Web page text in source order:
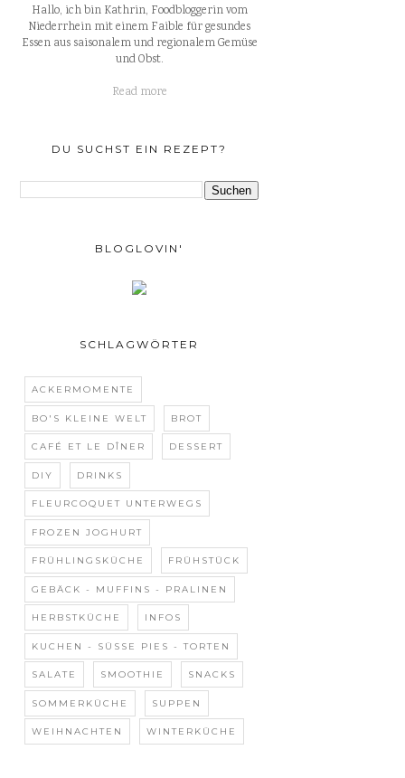
Hallo, ich bin Kathrin, Foodbloggerin vom
Niederrhein mit einem Faible für gesundes
Essen aus saisonalem und regionalem Gemüse
und Obst.
Read more
DU SUCHST EIN REZEPT?
BLOGLOVIN'
SCHLAGWÖRTER
ACKERMOMENTE
BO'S KLEINE WELT BROT
CAFÉ ET LE DÎNER DESSERT
DIY DRINKS
FLEURCOQUET UNTERWEGS
FROZEN JOGHURT
FRÜHLINGSKÜCHE FRÜHSTÜCK
GEBÄCK - MUFFINS - PRALINEN
HERBSTKÜCHE INFOS
KUCHEN - SÜSSE PIES - TORTEN
SALATE SMOOTHIE SNACKS
SOMMERKÜCHE SUPPEN
WEIHNACHTEN WINTERKÜCHE